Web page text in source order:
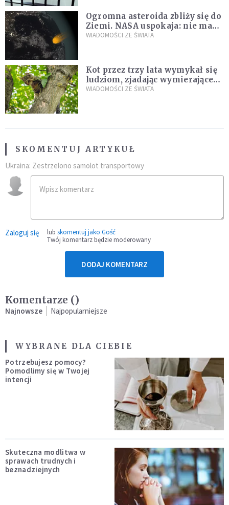
Ogromna asteroida zbliży się do
Ziemi. NASA uspokaja: nie ma
zagrożenia
WIADOMOŚCI ZE ŚWIATA
Kot przez trzy lata wymykał się
ludziom, zjadając wymierające
kaczki. W końcu popełnił
WIADOMOŚCI ZE ŚWIATA
SKOMENTUJ ARTYKUŁ
Ukraina: Zestrzelono samolot transportowy
Zaloguj się lub skomentuj jako Gość
Twój komentarz będzie moderowany
DODAJ KOMENTARZ
Komentarze ()
Najnowsze Najpopularniejsze
WYBRANE DLA CIEBIE
Potrzebujesz pomocy?
Pomodlimy się w Twojej
intencji
Skuteczna modlitwa w
sprawach trudnych i
beznadziejnych